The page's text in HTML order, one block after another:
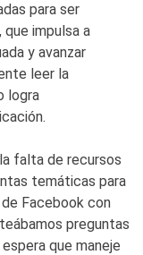
para ser
impulsa a
y avanzar
leer la
logra
falta de recursos
temáticas para
Facebook con
preguntas
que maneje